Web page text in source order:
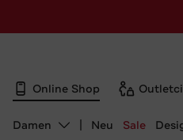
Online Shop
Abteilung ändern, ausgewählt:
Damen Neu Sale